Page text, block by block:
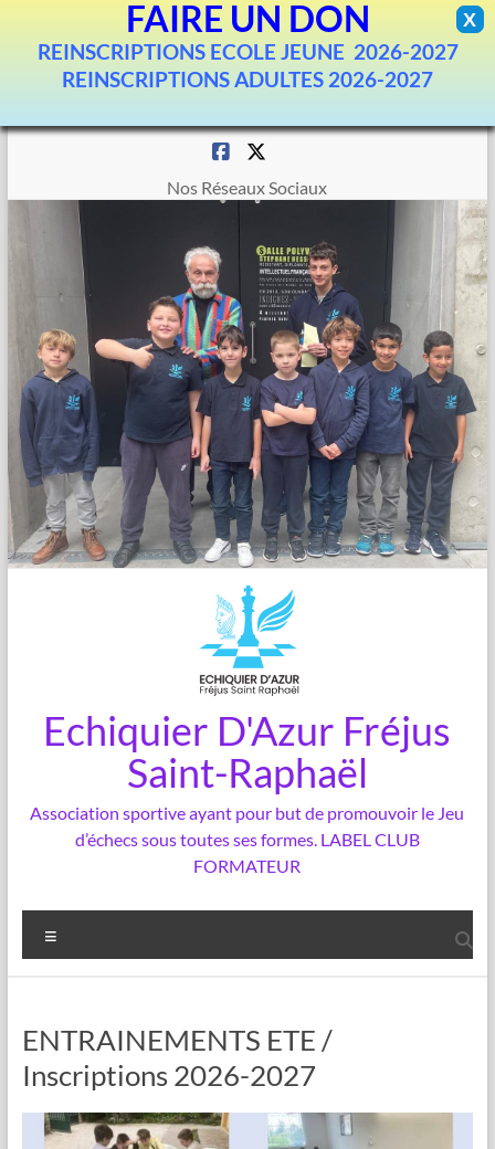
X
FAIRE UN DON
REINSCRIPTIONS ECOLE JEUNE 2026-2027
REINSCRIPTIONS ADULTES 2026-2027
Aller
Nos Réseaux Sociaux
Echiquier D'Azur Fréjus
Saint-Raphaël
Association sportive ayant pour but de promouvoir le Jeu
d’échecs sous toutes ses formes. LABEL CLUB
FORMATEUR
ENTRAINEMENTS ETE /
Inscriptions 2026-2027